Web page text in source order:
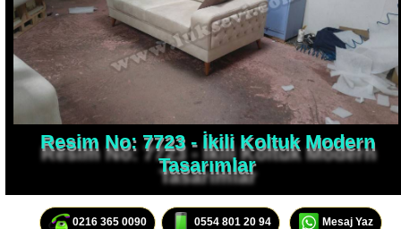
Resim No: 7723 - İkili Koltuk Modern
Tasarımlar
0216 365 0090 0554 801 20 94 Mesaj Yaz